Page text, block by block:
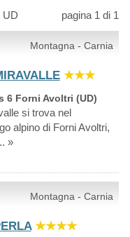
UD pagina 1 di 1
Montagna - Carnia
★★★
6 Forni Avoltri (UD)
si trova nel
alpino di Forni Avoltri,
»
Montagna - Carnia
★★★★